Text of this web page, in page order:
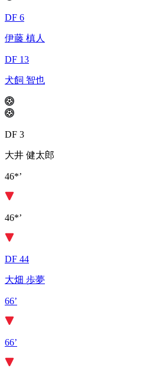
DF 6
伊藤 槙人
DF 13
犬飼 智也
DF 3
大井 健太郎
46*’
46*’
DF 44
大畑 歩夢
66’
66’